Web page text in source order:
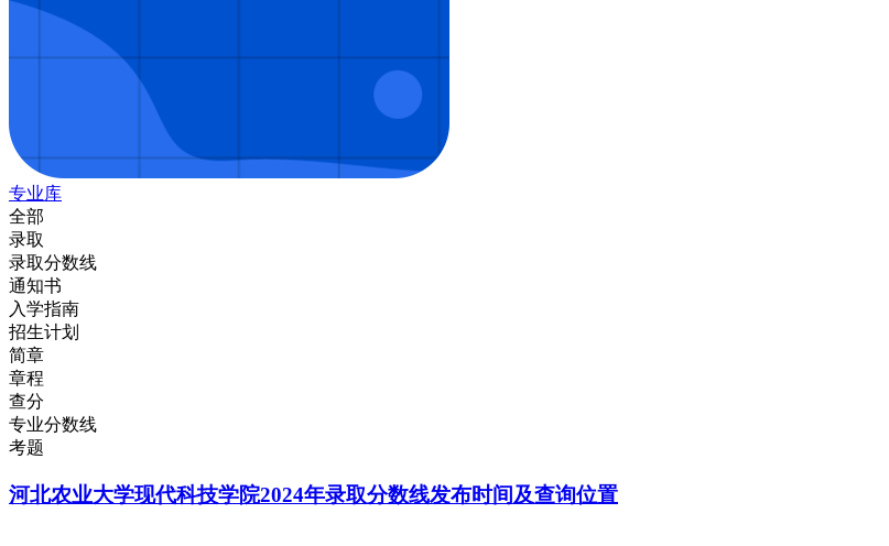
专业库
全部
录取
录取分数线
通知书
入学指南
招生计划
简章
章程
查分
专业分数线
考题
河北农业大学现代科技学院2024年录取分数线发布时间及查询位置